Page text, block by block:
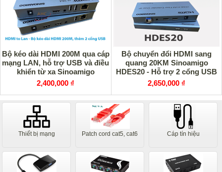
Bộ kéo dài HDMI 200M qua cáp
mạng LAN, hỗ trợ USB và điều
khiển từ xa Sinoamigo
HDES200-KVM
2,400,000 ₫
Bộ chuyển đổi HDMI sang
quang 20KM Sinoamigo
HDES20 - Hỗ trợ 2 cổng USB
và IR
2,650,000 ₫
Thiết bị mạng Patch cord cat5, cat6 Cáp tín hiệu